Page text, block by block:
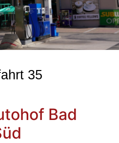
35
Bad